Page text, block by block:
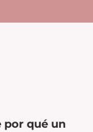
por qué un